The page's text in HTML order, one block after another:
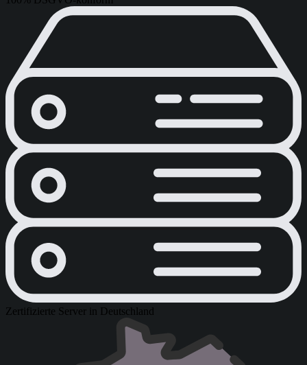
Zertifizierte Server in Deutschland